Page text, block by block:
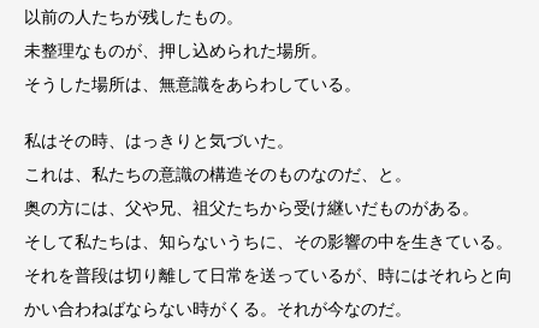
以前の人たちが残したもの。
未整理なものが、押し込められた場所。
そうした場所は、無意識をあらわしている。
私はその時、はっきりと気づいた。
これは、私たちの意識の構造そのものなのだ、と。
奥の方には、父や兄、祖父たちから受け継いだものがある。
そして私たちは、知らないうちに、その影響の中を生きている。
それを普段は切り離して日常を送っているが、時にはそれらと向
かい合わねばならない時がくる。それが今なのだ。